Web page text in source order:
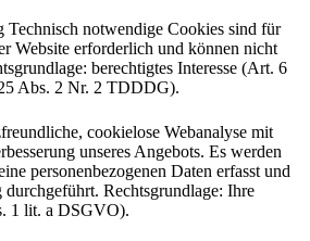
Technisch notwendige Cookies sind für
Website erforderlich und können nicht
berechtigtes Interesse (Art. 6
Abs. 2 Nr. 2 TDDDG).
cookielose Webanalyse mit
unseres Angebots. Es werden
personenbezogenen Daten erfasst und
Rechtsgrundlage: Ihre
1 lit. a DSGVO).